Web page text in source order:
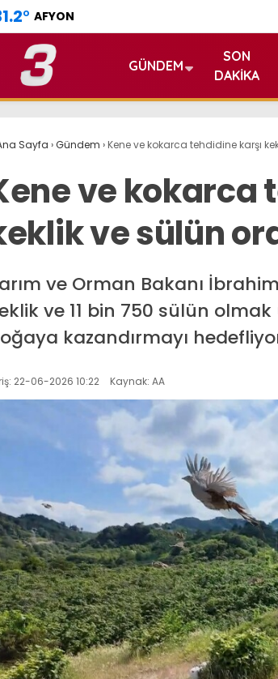
° AFYON
GÜNDEM
SON
DAKIKA
Sayfa ›Gündem › Kene ve kokarca tehdidine karşı
ve kokarca
ve sülün
ve Orman Bakanı
ve 11 bin 750 sülün
kazandırmayı
22-06-2026 10:22 Kaynak: AA